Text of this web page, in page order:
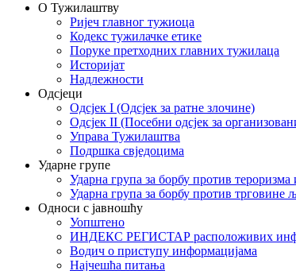
О Тужилаштву
Ријеч главног тужиоца
Кодекс тужилачке етике
Поруке претходних главних тужилаца
Историјат
Надлежности
Одсјеци
Одсјек I (Одсјек за ратне злочине)
Одсјек II (Посебни одсјек за
Управа Тужилаштва
Подршка свједоцима
Ударне групе
Ударна група за борбу против
Ударна група за борбу против трговине
Односи с јавношћу
Уопштено
ИНДЕКС РЕГИСТАР расположивих
Водич о приступу информацијама
Најчешћа питања